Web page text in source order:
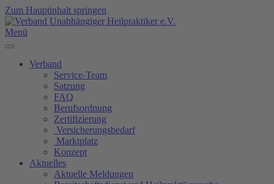
Zum Hauptinhalt springen
Menü
Verband
Service-Team
Satzung
FAQ
Berufsordnung
Zertifizierung
Versicherungsbedarf
Marktplatz
Konzept
Aktuelles
Aktuelle Meldungen